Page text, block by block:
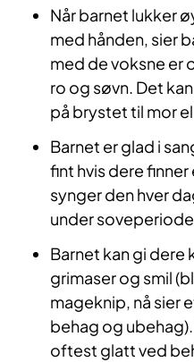
Når barnet lukker
med hånden, sier
med de voksne er
ro og søvn. Det
på brystet til mor
Barnet er glad i
fint hvis dere
synger den hver
under
Barnet kan gi dere
grimaser og smil
mageknip, nå sier
behag og
oftest glatt ved